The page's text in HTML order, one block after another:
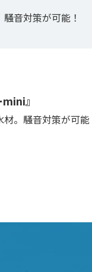
音対策が可能！
』
。騒音対策が可能